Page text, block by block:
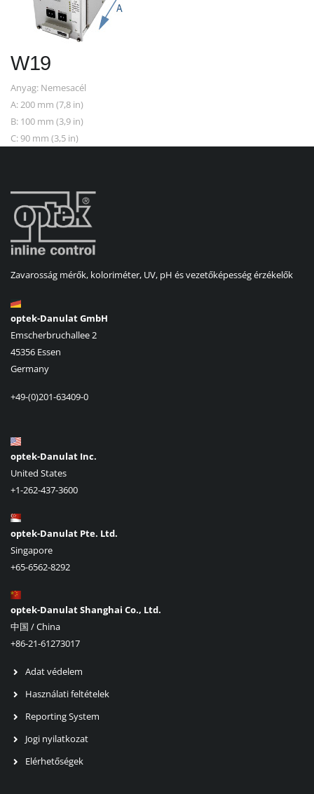
W19
Anyag: Nemesacél
A: 200 mm (7,8 in)
B: 100 mm (3,9 in)
C: 90 mm (3,5 in)
Zavarosság mérők, koloriméter, UV, pH és vezetőképesség érzékelők
optek-Danulat GmbH
Emscherbruchallee 2
45356 Essen
Germany
+49-(0)201-63409-0
optek-Danulat Inc.
United States
+1-262-437-3600
optek-Danulat Pte. Ltd.
Singapore
+65-6562-8292
optek-Danulat Shanghai Co., Ltd.
中国 / China
+86-21-61273017
Adat védelem
Használati feltételek
Reporting System
Jogi nyilatkozat
Elérhetőségek